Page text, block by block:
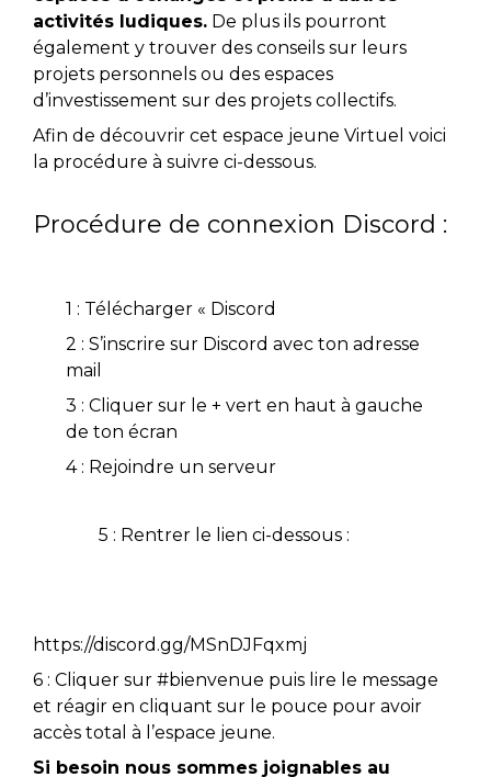
activités ludiques. De plus ils pourront
également y trouver des conseils sur leurs
projets personnels ou des espaces
d’investissement sur des projets collectifs.
Afin de découvrir cet espace jeune Virtuel voici
la procédure à suivre ci-dessous.
Procédure de connexion Discord :
1 : Télécharger « Discord
2 : S’inscrire sur Discord avec ton adresse
mail
3 : Cliquer sur le + vert en haut à gauche
de ton écran
4 : Rejoindre un serveur
5 : Rentrer le lien ci-dessous :
https://discord.gg/MSnDJFqxmj
6 : Cliquer sur #bienvenue puis lire le message
et réagir en cliquant sur le pouce pour avoir
accès total à l’espace jeune.
Si besoin nous sommes joignables au